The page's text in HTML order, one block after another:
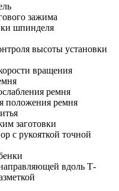
зажима
шпинделя
высоты установки
вращения
ремня
положения ремня
заготовки
с рукояткой точной
вдоль Т-